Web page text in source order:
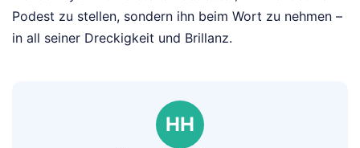
Podest zu stellen, sondern ihn beim Wort zu nehmen –
in all seiner Dreckigkeit und Brillanz.
HH